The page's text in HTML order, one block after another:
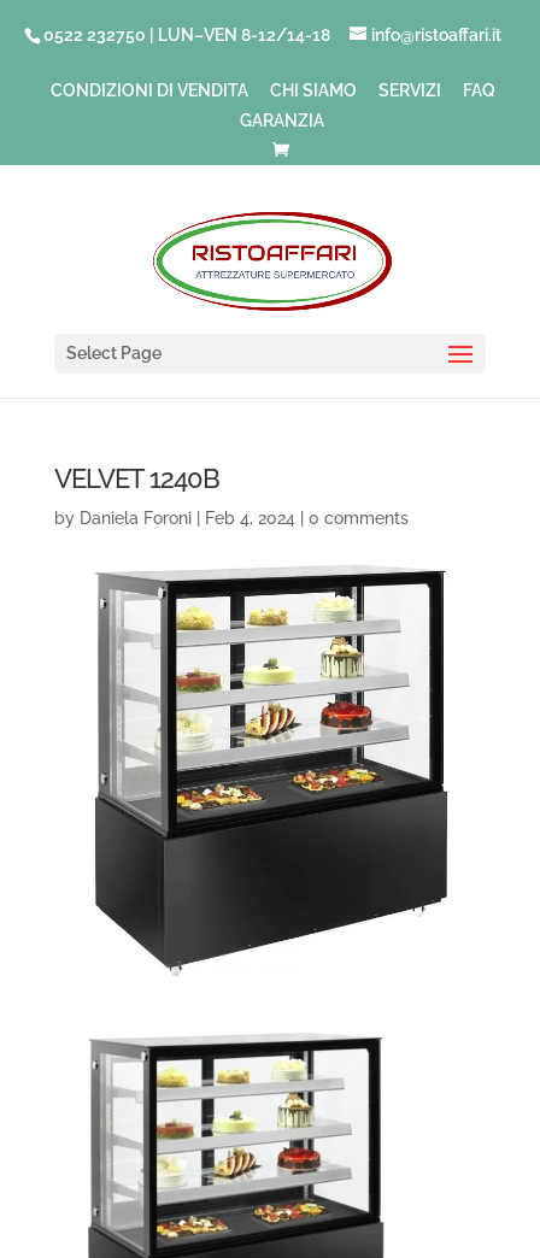
0522 232750 | LUN–VEN 8-12/14-18 info@ristoaffari.it
CONDIZIONI DI VENDITA CHI SIAMO SERVIZI
FAQ
GARANZIA
Select Page
VELVET 1240B
by Daniela Foroni| Feb 4, 2024 0 comments